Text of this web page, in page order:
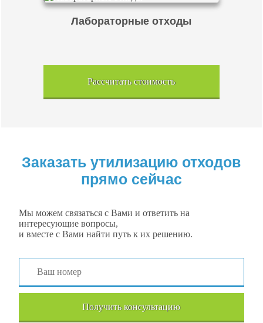
Лабораторные отходы
Рассчитать стоимость
Заказать утилизацию отходов
прямо сейчас
Мы можем связаться с Вами и ответить на
интересующие вопросы,
и вместе с Вами найти путь к их решению.
Получить консультацию